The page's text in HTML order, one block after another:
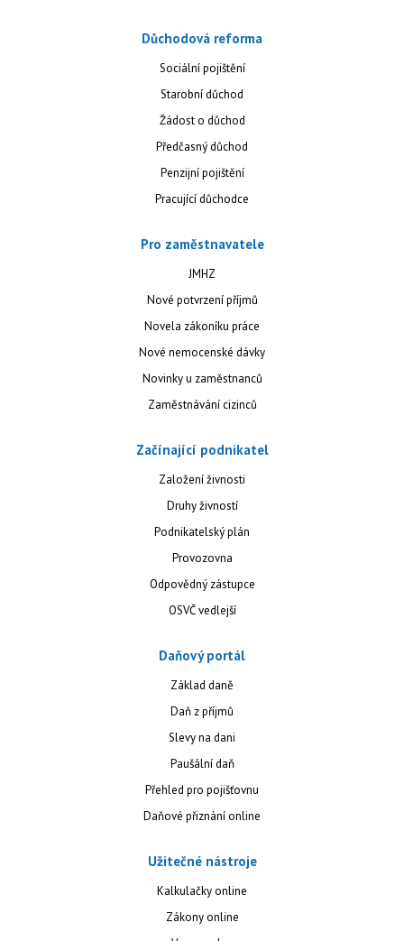
Důchodová reforma
Sociální pojištění
Starobní důchod
Žádost o důchod
Předčasný důchod
Penzijní pojištění
Pracující důchodce
Pro zaměstnavatele
JMHZ
Nové potvrzení příjmů
Novela zákoníku práce
Nové nemocenské dávky
Novinky u zaměstnanců
Zaměstnávání cizinců
Začínající podnikatel
Založení živnosti
Druhy živností
Podnikatelský plán
Provozovna
Odpovědný zástupce
OSVČ vedlejší
Daňový portál
Základ daně
Daň z příjmů
Slevy na dani
Paušální daň
Přehled pro pojišťovnu
Daňové přiznání online
Užitečné nástroje
Kalkulačky online
Zákony online